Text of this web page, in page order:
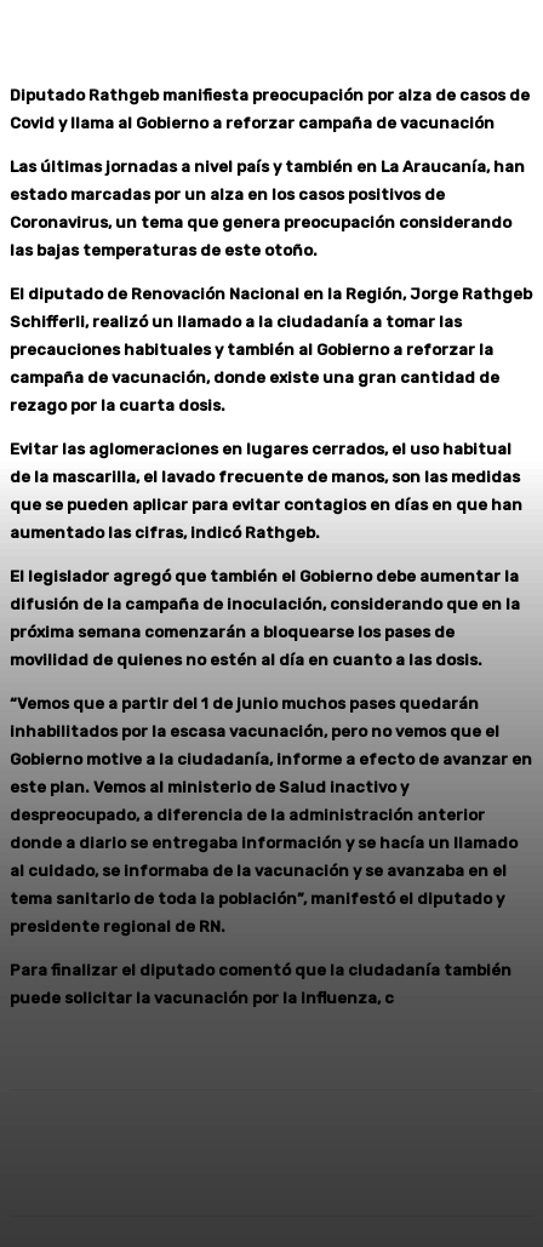
Diputado Rathgeb manifiesta preocupación por alza de casos de
Covid y llama al Gobierno a reforzar campaña de vacunación
Las últimas jornadas a nivel país y también en La Araucanía, han
estado marcadas por un alza en los casos positivos de
Coronavirus, un tema que genera preocupación considerando
las bajas temperaturas de este otoño.
El diputado de Renovación Nacional en la Región, Jorge Rathgeb
Schifferli, realizó un llamado a la ciudadanía a tomar las
precauciones habituales y también al Gobierno a reforzar la
campaña de vacunación, donde existe una gran cantidad de
rezago por la cuarta dosis.
Evitar las aglomeraciones en lugares cerrados, el uso habitual
de la mascarilla, el lavado frecuente de manos, son las medidas
que se pueden aplicar para evitar contagios en días en que han
aumentado las cifras, indicó Rathgeb.
El legislador agregó que también el Gobierno debe aumentar la
difusión de la campaña de inoculación, considerando que en la
próxima semana comenzarán a bloquearse los pases de
movilidad de quienes no estén al día en cuanto a las dosis.
“Vemos que a partir del 1 de junio muchos pases quedarán
inhabilitados por la escasa vacunación, pero no vemos que el
Gobierno motive a la ciudadanía, informe a efecto de avanzar en
este plan. Vemos al ministerio de Salud inactivo y
despreocupado, a diferencia de la administración anterior
donde a diario se entregaba información y se hacía un llamado
al cuidado, se informaba de la vacunación y se avanzaba en el
tema sanitario de toda la población”, manifestó el diputado y
presidente regional de RN.
Para finalizar el diputado comentó que la ciudadanía también
puede solicitar la vacunación por la influenza, c